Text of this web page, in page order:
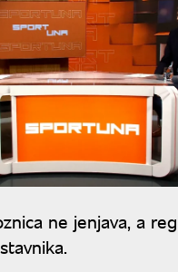
ne jenjava, a